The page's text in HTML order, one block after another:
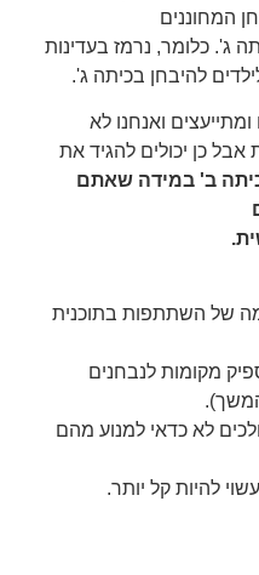
המחוננים
ג'. כלומר, נרמז בעדינות
להיבחן בכיתה ג'.
ואנחנו לא
כן יכולים להגיד את
ב' במידה שאתם
של השתתפות בתוכנית
מקומות לנבחנים
לא כדאי למנוע מהם